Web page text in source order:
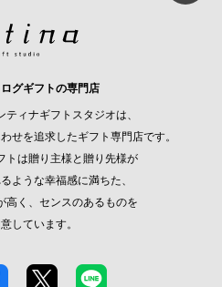
グギフトの専門店
ィナギフトスタジオは、
せを追求したギフト専門店です。
トは贈り主様と贈り先様が
ような幸福感に満ちた、
高く、センスのあるものを
しています。